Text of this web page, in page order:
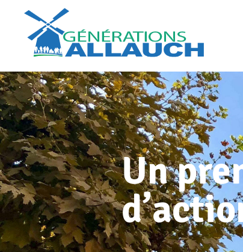
Un